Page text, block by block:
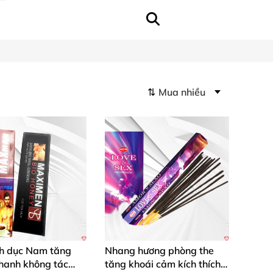
⇅
dục Nam tăng
không tác
Nhang hương phòng the
tăng khoái cảm kích thích